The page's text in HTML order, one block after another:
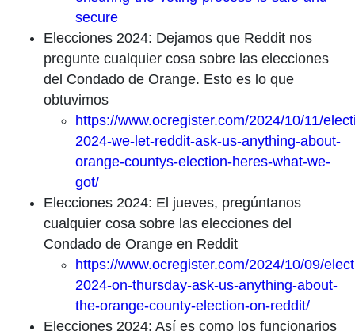
secure
Elecciones 2024: Dejamos que Reddit nos
pregunte cualquier cosa sobre las elecciones
del Condado de Orange. Esto es lo que
obtuvimos
https://www.ocregister.com/2024/10/11/
2024-we-let-reddit-ask-us-anything-about-
orange-countys-election-heres-what-we-
got/
Elecciones 2024: El jueves, pregúntanos
cualquier cosa sobre las elecciones del
Condado de Orange en Reddit
https://www.ocregister.com/2024/10/09/
2024-on-thursday-ask-us-anything-about-
the-orange-county-election-on-reddit/
Elecciones 2024: Así es como los funcionarios